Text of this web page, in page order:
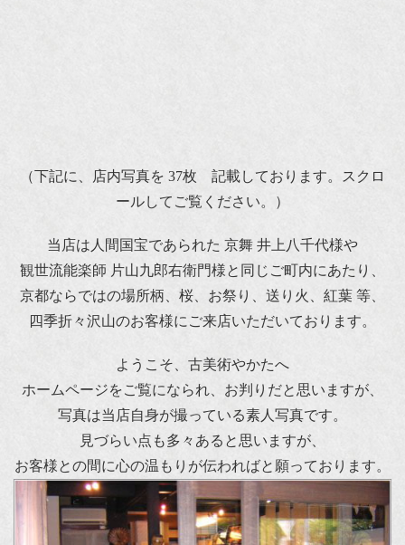
（下記に、店内写真を 37枚 記載しております。スクロ
ールしてご覧ください。）
当店は人間国宝であられた 京舞 井上八千代様や
観世流能楽師 片山九郎右衛門様と同じご町内にあたり、
京都ならではの場所柄、桜、お祭り、送り火、紅葉 等、
四季折々沢山のお客様にご来店いただいております。
ようこそ、古美術やかたへ
ホームページをご覧になられ、お判りだと思いますが、
写真は当店自身が撮っている素人写真です。
見づらい点も多々あると思いますが、
お客様との間に心の温もりが伝わればと願っております。